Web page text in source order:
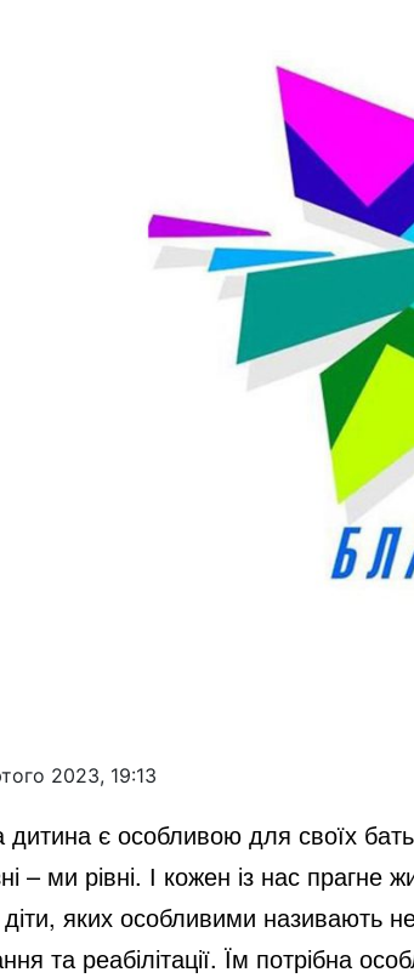
2023, 19:13
є особливою для своїх
– ми рівні. І кожен із нас прагне
яких особливими називають
та реабілітації. Їм потрібна